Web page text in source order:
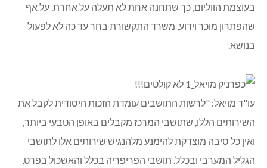
בעוצמת הווליום, כך שתחנה אחת לא תעלה על אחרת. על אף
שהפתרון מוכר וידוע, משרד התקשורת בחר עד כה לא לפעול
בנושא.
עו"ד מויאל: "לרשות התושבים עומדת הזכות היסודית לקבל את
השירותים הללו, שתושבי המרכז מקבלים באופן הטבעי ביותר,
ואין כל סיבה מוצדקת להימנע מלהנגיש שירותים אלו לתושבי
הגליל המערבי ובכלל. תושבי הפריפריה בכלל והאשכול בפרט,